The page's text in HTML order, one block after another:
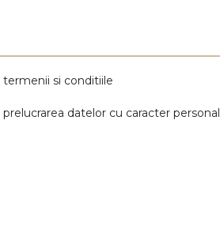
termenii si conditiile
prelucrarea datelor cu caracter personal